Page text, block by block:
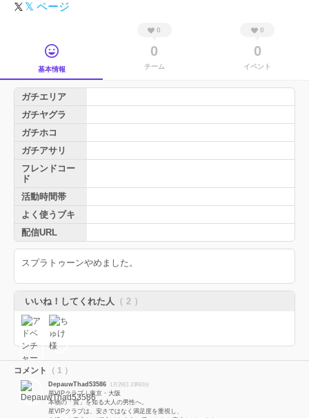
𝕏 ページ
基本情報
0
0
チーム
0
0
イベント
ガチエリア
ガチヤグラ
ガチホコ
ガチアサリ
フレンドコー
ド
活動時間帯
よく使うブキ
配信URL
スプラトゥーンやめました。
いいね！してくれた人 （ 2 ）
コメント （ 1 ）
DepauwThad53586 1月29日 23時0分
星VIPクラブ｜東京・大阪
本物の「質」を知る大人の男性へ。
星VIPクラブは、安さではなく満足度を重視し、